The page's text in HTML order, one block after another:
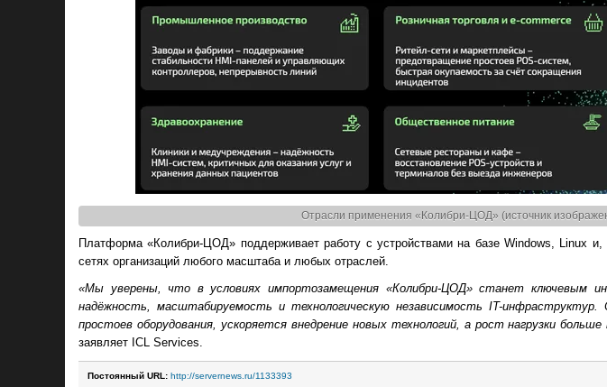
Отрасли применения «Колибри-ЦОД» (источник
Платформа «Колибри-ЦОД» поддерживает работу с устройствами на базе Windows, Linux и,
сетях организаций любого масштаба и любых отраслей.
«Мы уверены, что в условиях импортозамещения «Колибри-ЦОД» станет ключевым
надёжность, масштабируемость и технологическую независимость IT-
простоев оборудования, ускоряется внедрение новых технологий, а рост нагрузки
заявляет ICL Services.
Постоянный URL: http://servernews.ru/1133393